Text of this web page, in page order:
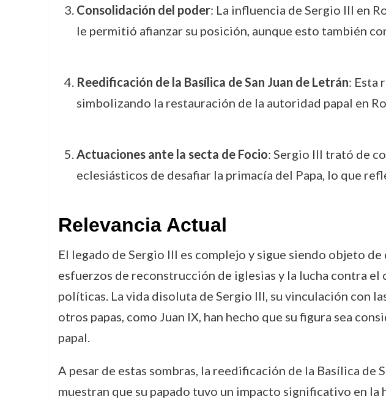
Consolidación del poder: La influencia de Sergio III en
le permitió afianzar su posición, aunque esto también
Reedificación de la Basílica de San Juan de Letrán: Esta
simbolizando la restauración de la autoridad papal en
Actuaciones ante la secta de Focio: Sergio III trató de
eclesiásticos de desafiar la primacía del Papa, lo que
Relevancia Actual
El legado de Sergio III es complejo y sigue siendo objeto
esfuerzos de reconstrucción de iglesias y la lucha contra
políticas. La vida disoluta de Sergio III, su vinculación con
otros papas, como Juan IX, han hecho que su figura sea
papal.
A pesar de estas sombras, la reedificación de la Basílica
muestran que su papado tuvo un impacto significativo en